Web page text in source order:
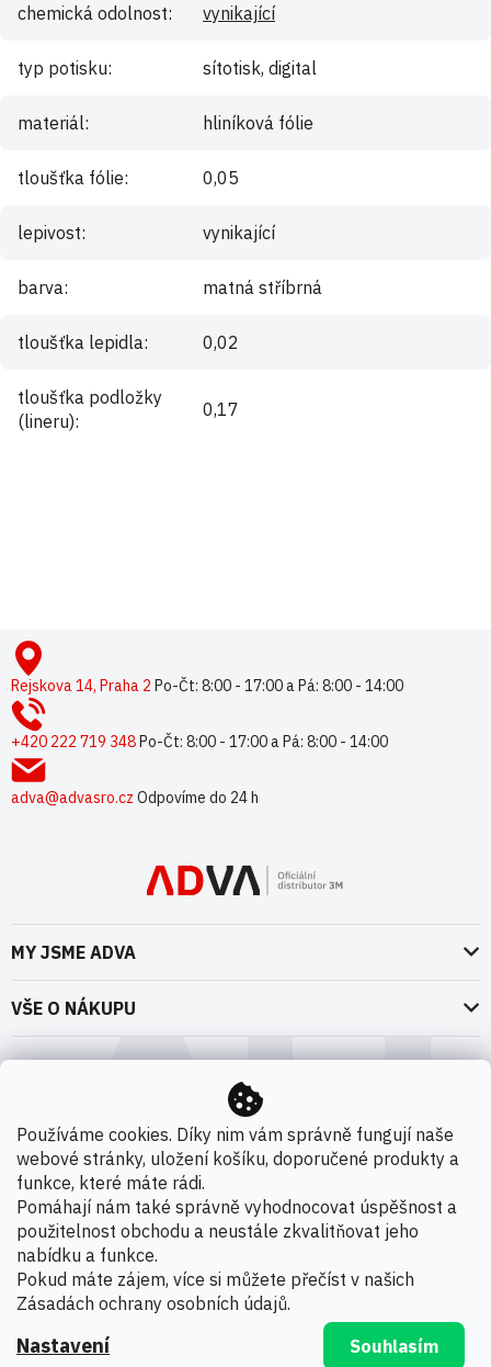
Používáme cookies. Díky nim vám správně fungují naše
webové stránky, uložení košíku, doporučené produkty a
funkce, které máte rádi.
Pomáhají nám také správně vyhodnocovat úspěšnost a
použitelnost obchodu a neustále zkvalitňovat jeho
nabídku a funkce.
Pokud máte zájem, více si můžete přečíst v našich
Zásadách ochrany osobních údajů.
Nastavení Souhlasím
chemická odolnost: vynikající
typ potisku: sítotisk, digital
materiál: hliníková fólie
tloušťka fólie: 0,05
lepivost: vynikající
barva: matná stříbrná
tloušťka lepidla: 0,02
tloušťka podložky
(lineru):
0,17
pRejskova 14, Praha 2 Po-Čt: 8:00 - 17:00 a Pá: 8:00 - 14:00
+420 222 719 348Po-Čt: 8:00 - 17:00 a Pá: 8:00 - 14:00
adva@advasro.cz Odpovíme do 24 h
MY JSME ADVA
O nás
Naše dokumenty
Kontakty
Novinky
VŠE O NÁKUPU
Doprava a platba
VOP pro spotřebitele - fyzické osoby
VOP pro nakupující podnikatele
VOP Letectví / GT&C Aerospace
Zpracování osobních údajů
Kamenná prodejna
Možnosti platby
Copyright 2026
Všechna práva vyhrazena.